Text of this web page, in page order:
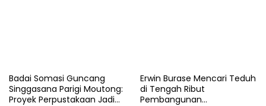
Badai Somasi Guncang
Singgasana Parigi Moutong:
Proyek Perpustakaan Jadi
Erwin Burase Mencari Teduh
di Tengah Ribut
Pembangunan